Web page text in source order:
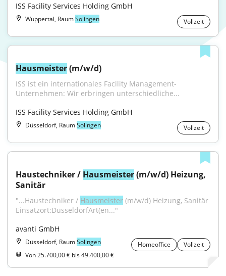
ISS Facility Services Holding GmbH
Wuppertal, RaumSolingen Vollzeit
Hausmeister (m/w/d)
ISS ist ein internationales Facility Management-
Unternehmen: Wir erbringen unterschiedliche...
ISS Facility Services Holding GmbH
Düsseldorf, RaumSolingen Vollzeit
Haustechniker / Hausmeister (m/w/d) Heizung,
Sanitär
"...Haustechniker / Hausmeister (m/w/d) Heizung, Sanitär
Einsatzort:DüsseldorfArt(en..."
avanti GmbH
Düsseldorf, RaumSolingen Homeoffice
Vollzeit
Von 25.700,00 € bis 49.400,00 €